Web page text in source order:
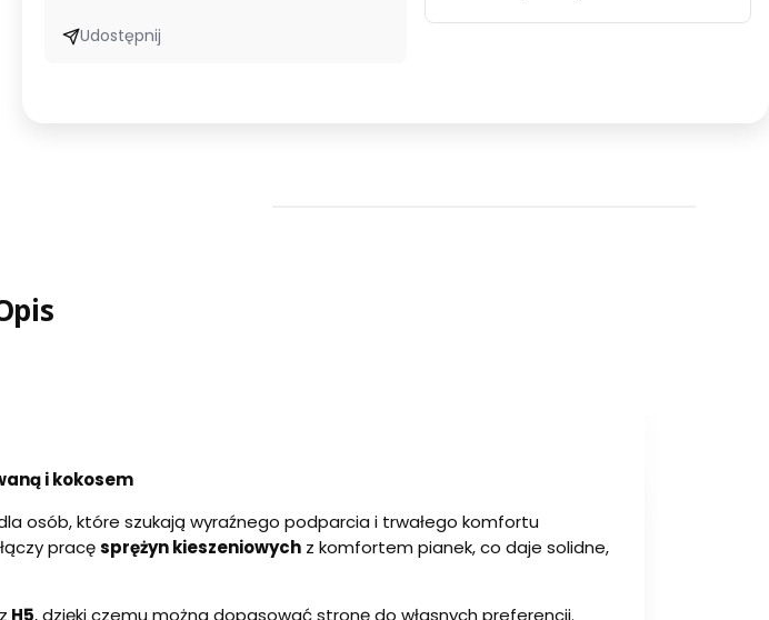
Udostępnij
i kokosem
osób, które szukają wyraźnego podparcia i trwałego komfortu
pracęsprężyn kieszeniowych z komfortem pianek, co daje solidne,
H5, dzięki czemu można dopasować stronę do własnych preferencji.